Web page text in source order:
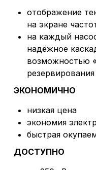
отображение
на экране
на каждый
надёжное
возможностью
резервирования
ЭКОНОМИЧНО
низкая цена
экономия
быстрая
ДОСТУПНО